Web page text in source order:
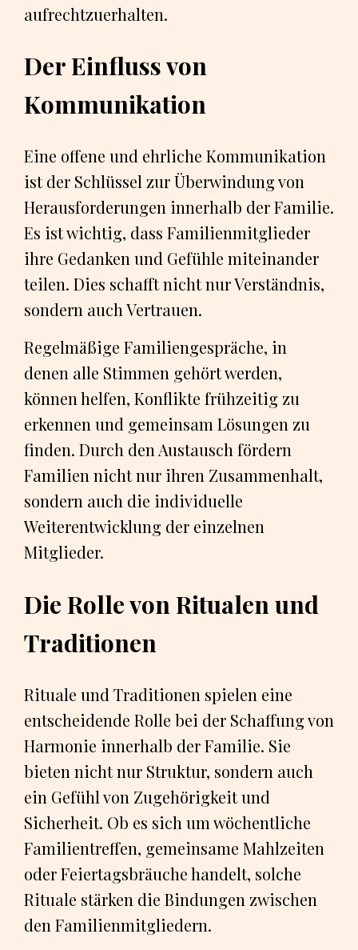
aufrechtzuerhalten.
Der Einfluss von
Kommunikation
Eine offene und ehrliche Kommunikation
ist der Schlüssel zur Überwindung von
Herausforderungen innerhalb der Familie.
Es ist wichtig, dass Familienmitglieder
ihre Gedanken und Gefühle miteinander
teilen. Dies schafft nicht nur Verständnis,
sondern auch Vertrauen.
Regelmäßige Familiengespräche, in
denen alle Stimmen gehört werden,
können helfen, Konflikte frühzeitig zu
erkennen und gemeinsam Lösungen zu
finden. Durch den Austausch fördern
Familien nicht nur ihren Zusammenhalt,
sondern auch die individuelle
Weiterentwicklung der einzelnen
Mitglieder.
Die Rolle von Ritualen und
Traditionen
Rituale und Traditionen spielen eine
entscheidende Rolle bei der Schaffung von
Harmonie innerhalb der Familie. Sie
bieten nicht nur Struktur, sondern auch
ein Gefühl von Zugehörigkeit und
Sicherheit. Ob es sich um wöchentliche
Familientreffen, gemeinsame Mahlzeiten
oder Feiertagsbräuche handelt, solche
Rituale stärken die Bindungen zwischen
den Familienmitgliedern.